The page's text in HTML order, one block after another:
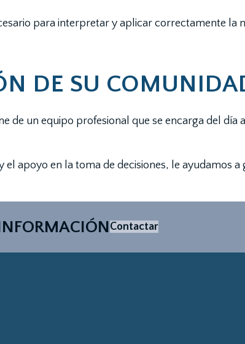
para interpretar y aplicar correctamente la
DE SU
de un equipo profesional que se encarga del
el apoyo en la toma de decisiones, le ayudamos
Contactar